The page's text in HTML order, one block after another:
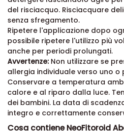
Applicare il Detergente
detergere lasciandolo agire per
del risciacquo. Risciacquare
senza sfregamento.
Ripetere l'applicazione dopo
possibile ripetere l'utilizzo più
anche per periodi prolungati.
Avvertenze:Non utilizzare se
allergia individuale verso uno o
Conservare a temperatura
calore e al riparo dalla luce.
dei bambini. La data di
integro e correttamente